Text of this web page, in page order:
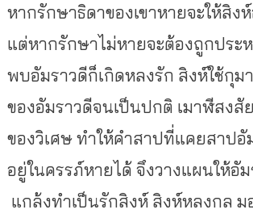
หากรักษาธิดาของเขาหายจะให้สิง
แต่หากรักษาไม่หายจะต้องถูกประ
พบอัมราวดีก็เกิดหลงรัก สิงห์ใช้กุม
ของอัมราวดีจนเป็นปกติ เมาฬีสงสั
ของวิเศษ ทำให้คำสาปที่แคยสาปอั
อยู่ในครรภ์หายได้ จึงวางแผนให้อั
แกล้งทำเป็นรักสิงห์ สิงห์หลงกล ม